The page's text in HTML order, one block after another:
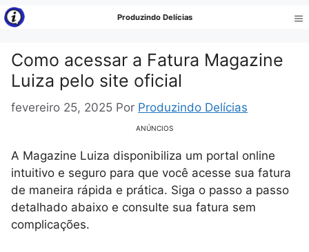
Pular
para
conteúdo
Produzindo Delícias
Como acessar a Fatura Magazine
Luiza pelo site oficial
fevereiro 25, 2025 Por Produzindo Delícias
ANÚNCIOS
A Magazine Luiza disponibiliza um portal online
intuitivo e seguro para que você acesse sua fatura
de maneira rápida e prática. Siga o passo a passo
detalhado abaixo e consulte sua fatura sem
complicações.